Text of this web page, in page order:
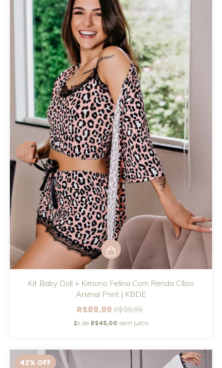
Kit Baby Doll + Kimono Felina Com Renda Cílios
Animal Print | KBDE
R$89,99R$99,99
2x de R$45,00 sem juros
42% OFF